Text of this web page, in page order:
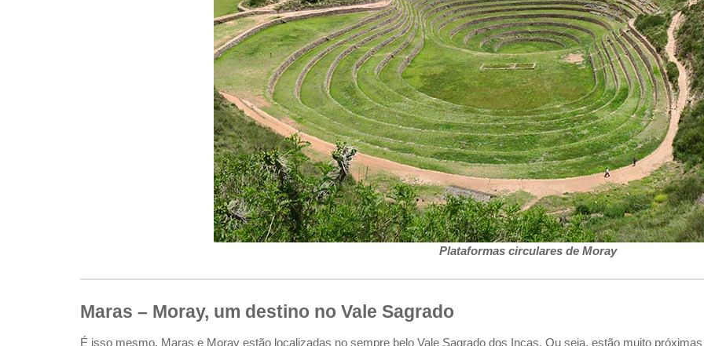
Plataformas circulares de Moray
Maras – Moray, um destino no Vale Sagrado
É isso mesmo, Maras e Moray estão localizadas no sempre belo Vale Sagrado dos Incas. Ou seja, estão muito